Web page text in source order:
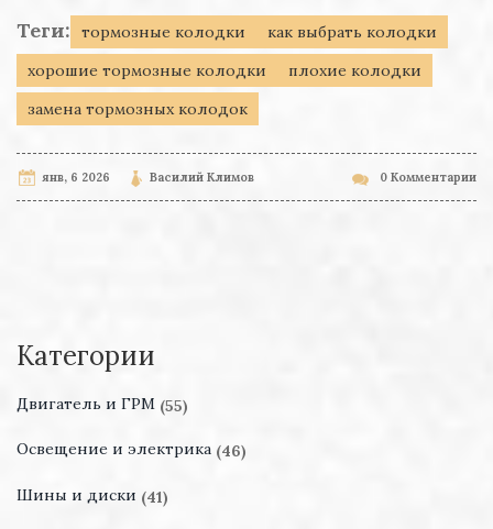
Теги: тормозные колодки
как выбрать колодки
хорошие тормозные колодки
плохие колодки
замена тормозных колодок
янв, 6 2026 Василий Климов 0 Комментарии
Категории
Двигатель и ГРМ (55)
Освещение и электрика (46)
Шины и диски (41)